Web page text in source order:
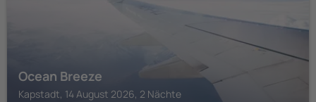
Ocean Breeze
Kapstadt, 14 August 2026, 2 Nächte